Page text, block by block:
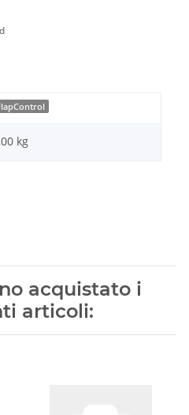
kg
acquistato i
articoli: